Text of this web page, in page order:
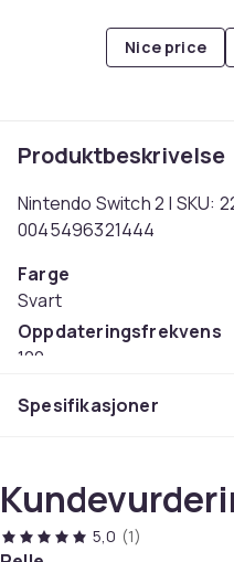
Nice price
Produktbeskrivelse
Nintendo Switch 2 | SKU:
0045496321444
Farge
Svart
Oppdateringsfrekvens
120
7.9
Vekt
534
Spesifikasjoner
5,0 (1)